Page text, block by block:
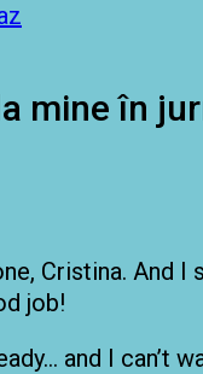
mine în
Cristina. And
job!
and I can’t